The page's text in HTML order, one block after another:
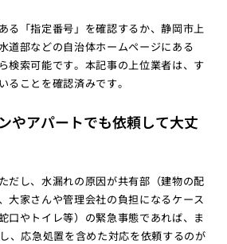
る「指定番号」を確認するか、静岡市上
道部などの自治体ホームページにある
検索可能です。本記事の上位業者は、す
ることを確認済みです。
やアパートでも依頼して大丈
だし、水漏れの原因が共有部（建物の配
大家さんや管理会社の負担になるケース
口やトイレ等）の緊急事態であれば、ま
、応急処置を含めた対応を依頼するのが